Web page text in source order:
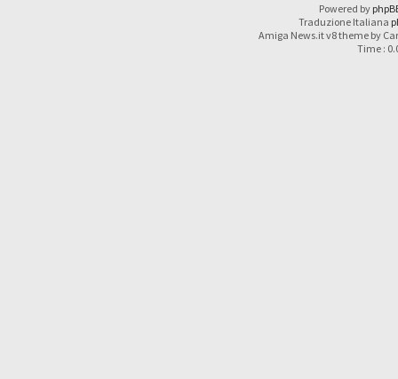
Powered by
Traduzione Italiana
Amiga News.it v8 theme by
Time :